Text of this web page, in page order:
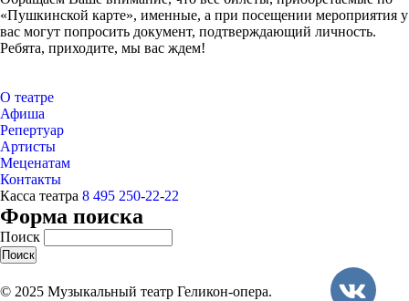
«Пушкинской карте», именные, а при посещении мероприятия у
вас могут попросить документ, подтверждающий личность.
Ребята, приходите, мы вас ждем!
О театре
Афиша
Репертуар
Артисты
Меценатам
Контакты
Касса театра 8 495 250-22-22
Форма поиска
Поиск
© 2025 Музыкальный театр Геликон-опера.